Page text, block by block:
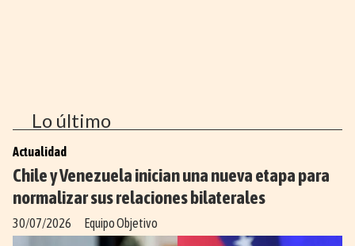
Lo último
Chile y Venezuela inician una nueva etapa para
normalizar sus relaciones bilaterales
Equipo Objetivo
Actualidad
30/07/2026